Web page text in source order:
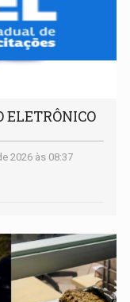
ELETRÔNICO
2026 às 08:37